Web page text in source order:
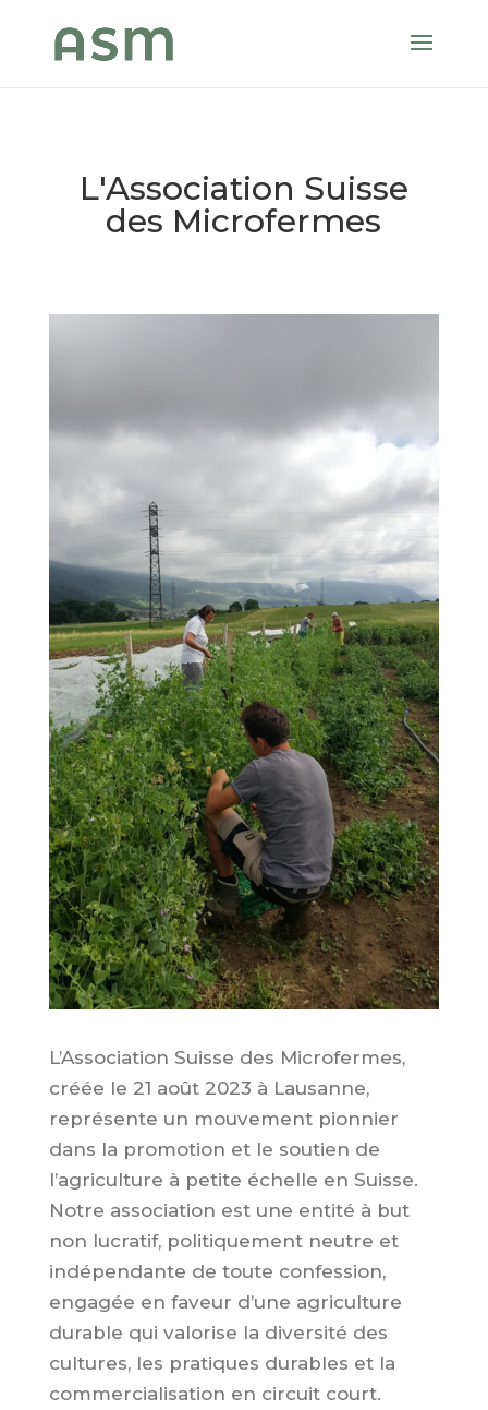
L'Association Suisse
des Microfermes
L’Association Suisse des Microfermes,
créée le 21 août 2023 à Lausanne,
représente un mouvement pionnier
dans la promotion et le soutien de
l’agriculture à petite échelle en Suisse.
Notre association est une entité à but
non lucratif, politiquement neutre et
indépendante de toute confession,
engagée en faveur d’une agriculture
durable qui valorise la diversité des
cultures, les pratiques durables et la
commercialisation en circuit court.